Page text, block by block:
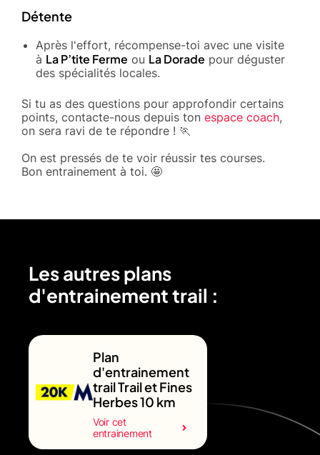
Détente
Après l'effort, récompense-toi avec une visite
à La P’tite Ferme ou La Dorade pour déguster
des spécialités locales.
Si tu as des questions pour approfondir certains
points, contacte-nous depuis ton espace coach,
on sera ravi de te répondre ! 🏃
On est pressés de te voir réussir tes courses.
Bon entrainement à toi. 🤩
Les autres plans
d'entrainement trail :
Plan
d'entrainement
trail Trail et Fines
Herbes 10 km
Voir cet
entrainement